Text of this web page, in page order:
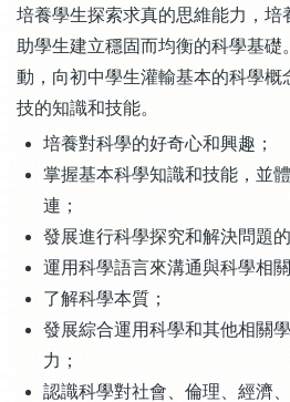
培養學生探索求真的思維能力，培
助學生建立穩固而均衡的科學基
動，向初中學生灌輸基本的科學概
技的知識和技能。
培養對科學的好奇心和興趣；
掌握基本科學知識和技能，並
連；
發展進行科學探究和解決問題的
運用科學語言來溝通與科學相關
了解科學本質；
發展綜合運用科學和其他相關
力；
認識科學對社會、倫理、經濟